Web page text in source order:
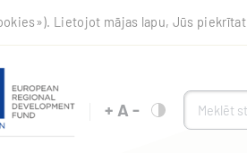
Lietojot mājas lapu, Jūs piekrītat
+ A -